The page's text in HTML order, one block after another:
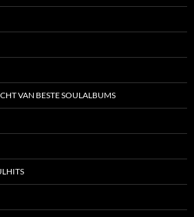
VAN BESTE SOULALBUMS